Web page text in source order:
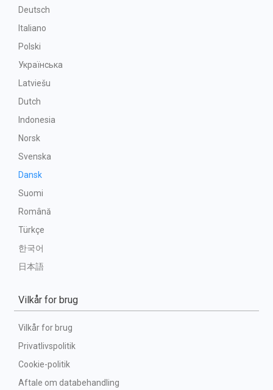
Deutsch
Italiano
Polski
Українська
Latviešu
Dutch
Indonesia
Norsk
Svenska
Dansk
Suomi
Română
Türkçe
한국어
日本語
Vilkår for brug
Vilkår for brug
Privatlivspolitik
Cookie-politik
Aftale om databehandling